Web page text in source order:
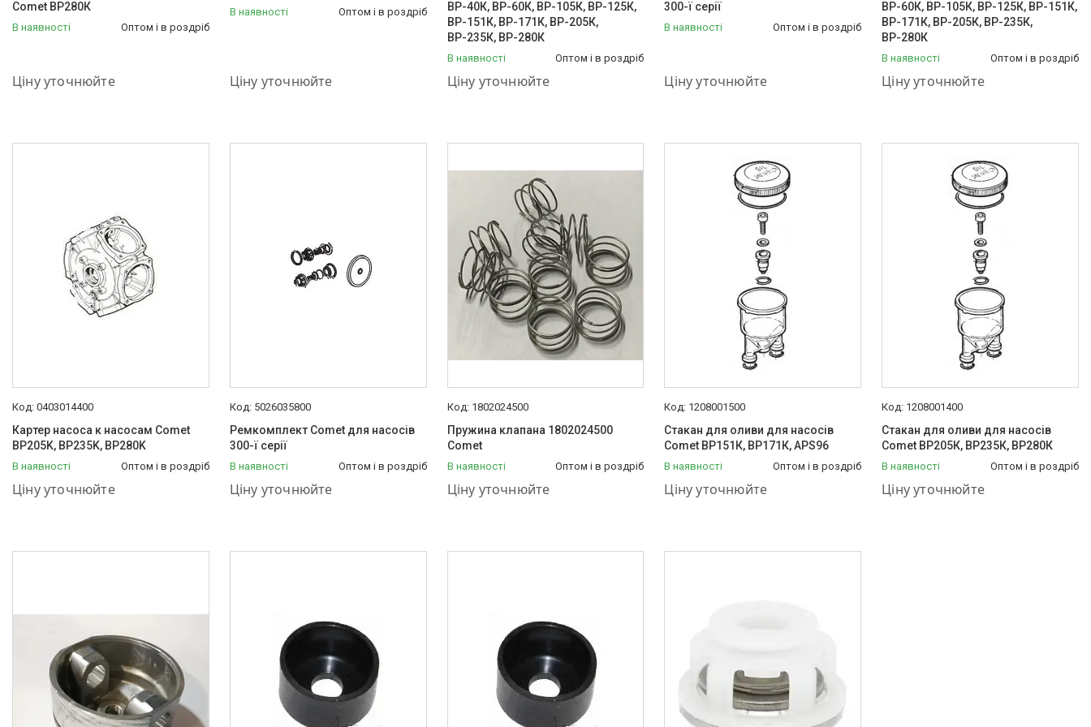
Comet ВР280К
В наявності Оптом і в роздріб
Ціну уточнюйте
+380 (50) 575-87-88
В наявності Оптом і в роздріб
Ціну уточнюйте
+380 (50) 575-87-88
ВР-40К, ВР-60К, ВР-105К, ВР-125К,
ВР-151К, ВР-171К, ВР-205К,
ВР-235К, ВР-280К
В наявності Оптом і в роздріб
Ціну уточнюйте
+380 (50) 575-87-88
300-ї серії
В наявності Оптом і в роздріб
Ціну уточнюйте
+380 (50) 575-87-88
ВР-60К, ВР-105К, ВР-125К, ВР-151К,
ВР-171К, ВР-205К, ВР-235К,
ВР-280К
В наявності Оптом і в роздріб
Ціну уточнюйте
+380 (50) 575-87-88
0403014400
Картер насоса к насосам Comet
BP205K, BP235K, BP280K
В наявності Оптом і в роздріб
Ціну уточнюйте
+380 (50) 575-87-88
5026035800
Ремкомплект Comet для насосів
300-ї серії
В наявності Оптом і в роздріб
Ціну уточнюйте
+380 (50) 575-87-88
1802024500
Пружина клапана 1802024500
Comet
В наявності Оптом і в роздріб
Ціну уточнюйте
+380 (50) 575-87-88
1208001500
Стакан для оливи для насосів
Comet ВР151К, ВР171К, АРS96
В наявності Оптом і в роздріб
Ціну уточнюйте
+380 (50) 575-87-88
1208001400
Стакан для оливи для насосів
Comet ВР205К, ВР235К, ВР280К
В наявності Оптом і в роздріб
Ціну уточнюйте
+380 (50) 575-87-88